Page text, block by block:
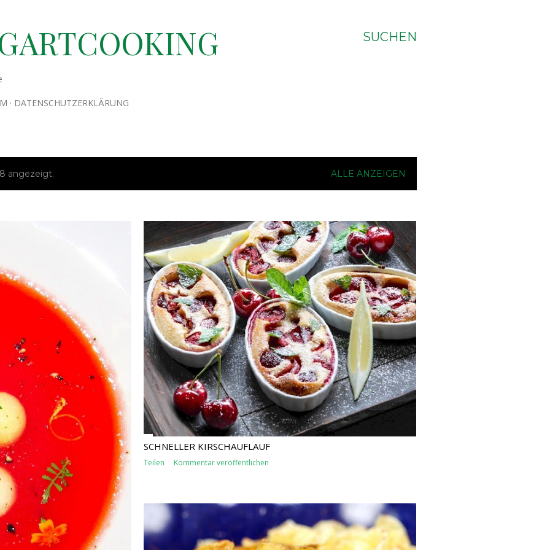
SUCHEN
DATENSCHUTZERKLÄRUNG
angezeigt. ALLE ANZEIGEN
SCHNELLER KIRSCHAUFLAUF
Teilen Kommentar veröffentlichen